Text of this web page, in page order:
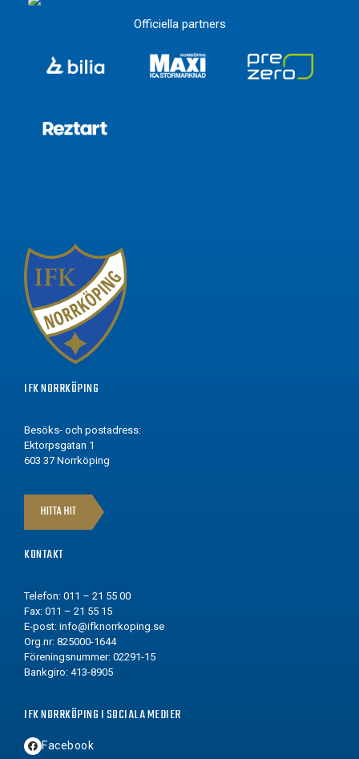
Officiella partners
IFK NORRKÖPING
Besöks- och postadress:
Ektorpsgatan 1
603 37 Norrköping
HITTA HIT
KONTAKT
Telefon: 011 – 21 55 00
Fax: 011 – 21 55 15
E-post: info@ifknorrkoping.se
Org.nr: 825000-1644
Föreningsnummer: 02291-15
Bankgiro: 413-8905
IFK NORRKÖPING I SOCIALA MEDIER
Facebook